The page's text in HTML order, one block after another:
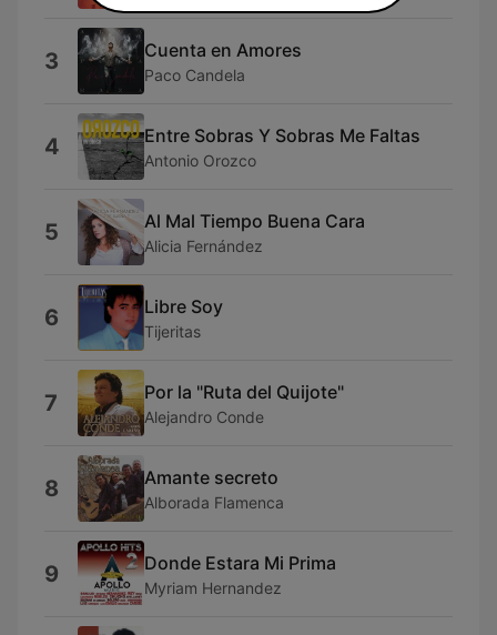
3 Cuenta en Amores
Paco Candela
4 Entre Sobras Y Sobras Me Faltas
Antonio Orozco
5 Al Mal Tiempo Buena Cara
Alicia Fernández
6 Libre Soy
Tijeritas
7 Por la "Ruta del Quijote"
Alejandro Conde
8 Amante secreto
Alborada Flamenca
9 Donde Estara Mi Prima
Myriam Hernandez